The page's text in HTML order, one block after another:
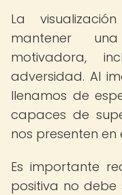
La
mantener
motivadora,
adversidad. Al
llenamos de
capaces de
nos presenten en
Es importante
positiva no debe